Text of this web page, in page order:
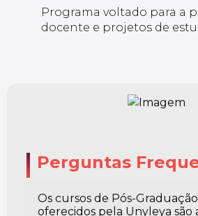
Programa voltado para a
docente e projetos de
Perguntas
Os cursos de Pós-
oferecidos pela Unyleya são